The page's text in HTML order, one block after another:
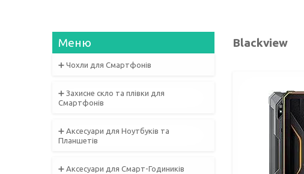
Blackview
➕ Чохли для Смартфонів
➕ Захисне скло та плівки для
Смартфонів
➕ Аксесуари для Ноутбуків та
Планшетів
➕ Аксесуари для Смарт-Годиників